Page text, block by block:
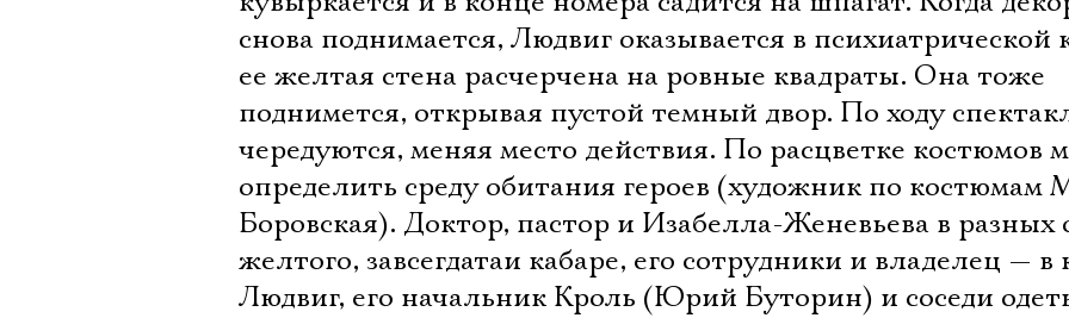
снова поднимается, Людвиг оказывается в психиатрической
ее желтая стена расчерчена на ровные квадраты. Она тоже
поднимется, открывая пустой темный двор. По ходу
чередуются, меняя место действия. По расцветке костюмов
определить среду обитания героев (художник по костюмам
Боровская). Доктор, пастор и Изабелла-Женевьева в разных
желтого, завсегдатаи кабаре, его сотрудники и владелец — в
Людвиг, его начальник Кроль (Юрий Буторин) и соседи